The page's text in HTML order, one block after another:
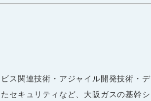
ス関連技術・アジャイル開発技術・デ
セキュリティなど、大阪ガスの基幹シ